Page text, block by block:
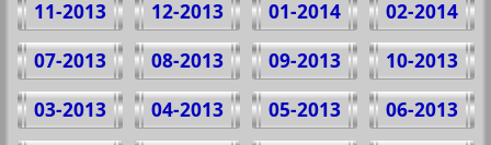
02-2014
01-2014
12-2013
11-2013
10-2013
09-2013
08-2013
07-2013
06-2013
05-2013
04-2013
03-2013